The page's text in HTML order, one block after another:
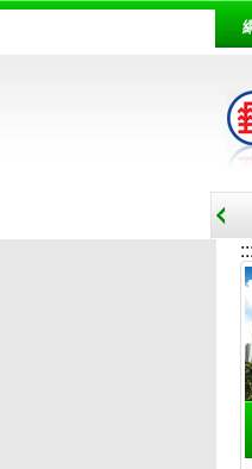
:::
:::